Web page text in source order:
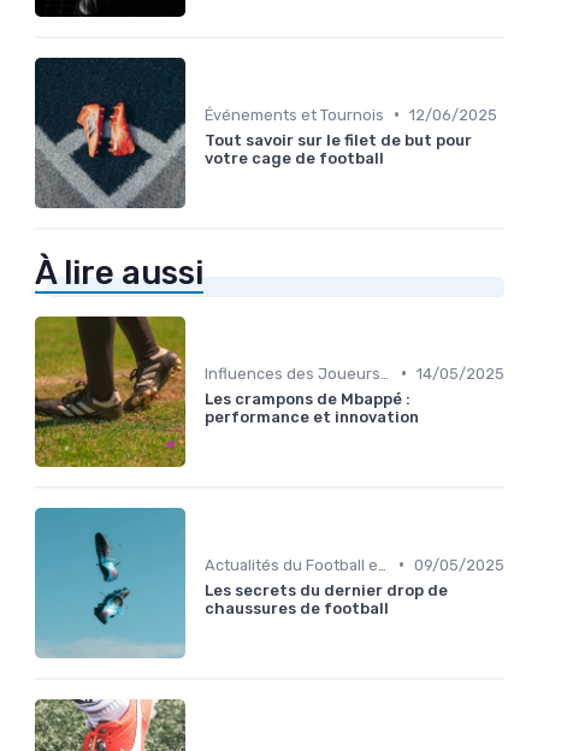
Événements et Tournois • 12/06/2025
Tout savoir sur le filet de but pour
votre cage de football
À lire aussi
• 14/05/2025
Les crampons de Mbappé :
performance et innovation
• 09/05/2025
Les secrets du dernier drop de
chaussures de football